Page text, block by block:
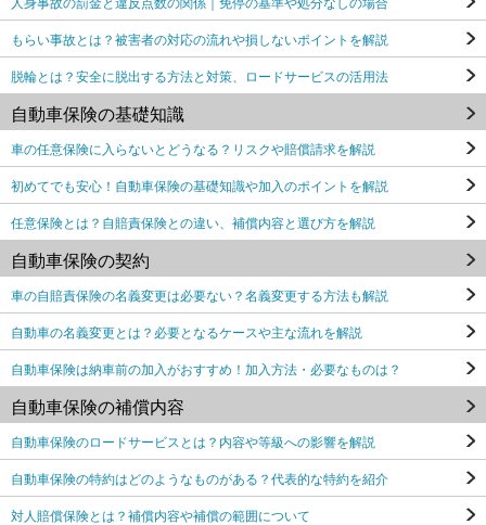
もらい事故とは？被害者の対応の流れや損しないポイントを解説
脱輪とは？安全に脱出する方法と対策、ロードサービスの活用法
自動車保険の基礎知識
車の任意保険に入らないとどうなる？リスクや賠償請求を解説
初めてでも安心！自動車保険の基礎知識や加入のポイントを解説
任意保険とは？自賠責保険との違い、補償内容と選び方を解説
自動車保険の契約
車の自賠責保険の名義変更は必要ない？名義変更する方法も解説
自動車の名義変更とは？必要となるケースや主な流れを解説
自動車保険は納車前の加入がおすすめ！加入方法・必要なものは？
自動車保険の補償内容
自動車保険のロードサービスとは？内容や等級への影響を解説
自動車保険の特約はどのようなものがある？代表的な特約を紹介
対人賠償保険とは？補償内容や補償の範囲について